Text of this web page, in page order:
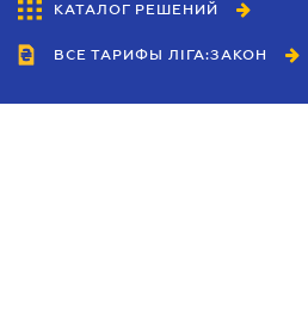
КАТАЛОГ РЕШЕНИЙ
ВСЕ ТАРИФЫ ЛІГА:ЗАКОН